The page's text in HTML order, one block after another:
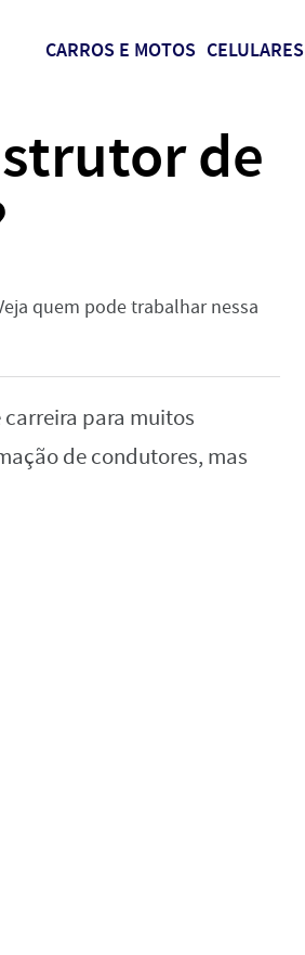
CARROS E MOTOS CELULARES
de
quem pode trabalhar nessa
para muitos
de condutores, mas